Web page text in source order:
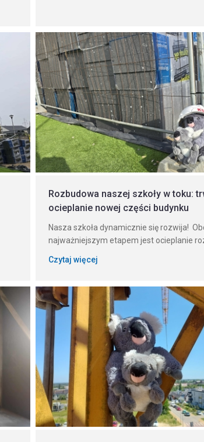
Rozbudowa naszej szkoły w toku:
ocieplanie nowej części budynku
Nasza szkoła dynamicznie się rozwija!
najważniejszym etapem jest ocieplanie
Czytaj więcej